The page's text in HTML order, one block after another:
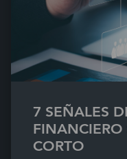
7 SEÑALES
CORTO